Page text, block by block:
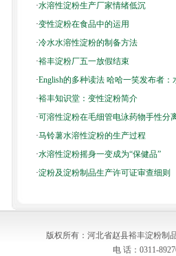
·水溶性淀粉生产厂家情绪低沉
·变性淀粉在食品中的运用
·冷水水溶性淀粉的制备方法
·裕丰淀粉厂五一放假结束
·English的多种读法 哈哈一笑发布者：
·裕丰知识堂：变性淀粉简介
·可溶性淀粉在毛细管电泳药物手性分
·马铃薯水溶性淀粉的生产过程
·水溶性淀粉摇身一变成为“保健品”
·淀粉及淀粉制品生产许可证审查细则
版权所有：河北省赵县裕丰淀粉
电 话：0311-